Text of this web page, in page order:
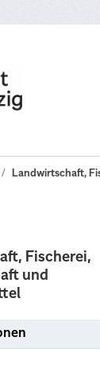
Landwirtschaft,
Fischerei,
und